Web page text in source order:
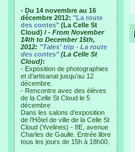
- Du 14 novembre au 16
décembre 2012: "La route
des contes" (La Celle St
Cloud) / - From November
14th to December 15th,
2012: "Tales' trip - La route
des contes"(La Celle St
Cloud):
- Exposition de photographies
et d’artisanat jusqu’au 12
décembre.
- Rencontre avec des élèves
de la Celle St Cloud le 5
décembre
Dans les salons d’exposition
de l’Hôtel de ville de la Celle St
Cloud (Yvelines) - 8E, avenue
Charles de Gaulle. Entrée libre
tous les jours de 15h à 18h00.